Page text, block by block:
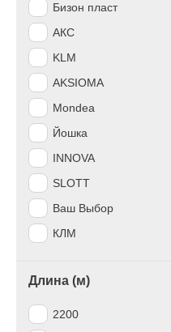
Бизон пласт
АКС
KLM
AKSIOMA
Mondea
Йошка
INNOVA
SLOTT
Ваш Выбор
КЛМ
Длина (м)
2200